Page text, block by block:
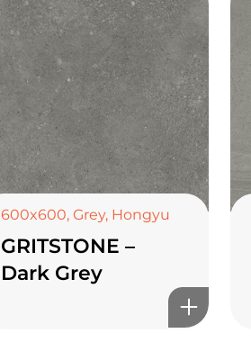
600x600, Grey, Hongyu
GRITSTONE –
Dark Grey